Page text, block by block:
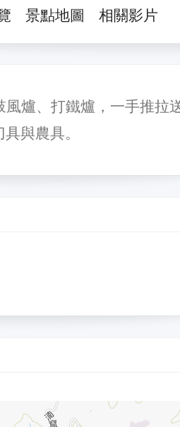
景點地圖 相關影片
爐、打鐵爐，一手推拉
與農具。